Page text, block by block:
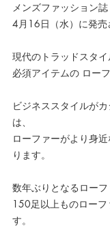
メンズファッション
4月16日（水）に発売
現代のトラッドスタ
必須アイテムの ローフ
ビジネススタイルが
は、
ローファーがより身
ります。
数年ぶりとなるローフ
150足以上ものローフ
す。